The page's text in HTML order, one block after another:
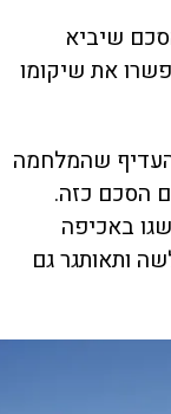
שיביא
את שיקומו
שהמלחמה
הסכם כזה.
באכיפה
ותאותגר גם